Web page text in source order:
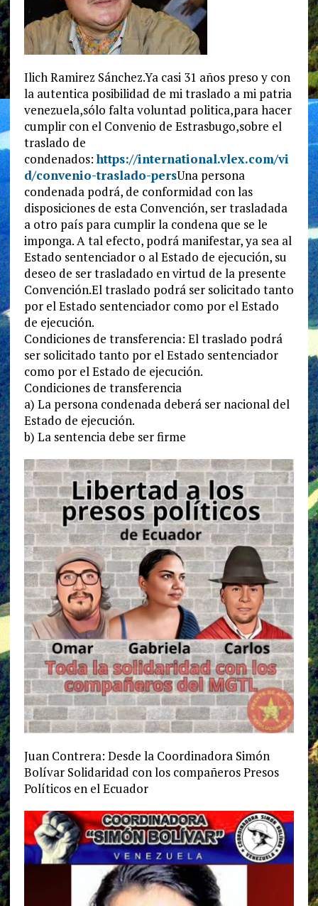
Ilich Ramirez Sánchez.Ya casi 31 años preso y con
la autentica posibilidad de mi traslado a mi patria
venezuela,sólo falta voluntad politica,para hacer
cumplir con el Convenio de Estrasbugo,sobre el
traslado de
condenados:https://international.vlex.com/vi
d/convenio-traslado-persUna persona
condenada podrá, de conformidad con las
disposiciones de esta Convención, ser trasladada
a otro país para cumplir la condena que se le
imponga. A tal efecto, podrá manifestar, ya sea al
Estado sentenciador o al Estado de ejecución, su
deseo de ser trasladado en virtud de la presente
Convención.El traslado podrá ser solicitado tanto
por el Estado sentenciador como por el Estado
de ejecución.
Condiciones de transferencia: El traslado podrá
ser solicitado tanto por el Estado sentenciador
como por el Estado de ejecución.
Condiciones de transferencia
a) La persona condenada deberá ser nacional del
Estado de ejecución.
b) La sentencia debe ser firme
Juan Contrera: Desde la Coordinadora Simón
Bolívar Solidaridad con los compañeros Presos
Políticos en el Ecuador